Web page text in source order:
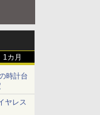
1カ月
時計台
ヤレス